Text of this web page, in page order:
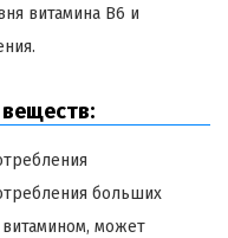
витамина B6 и
больших
витамином, может